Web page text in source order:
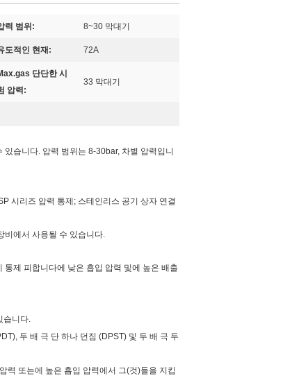
력 범위: 8~30 막대기
도적인 현재: 72A
단단한 시
압력:
33 막대기
습니다. 압력 범위는 8-30bar, 차별 압력입니
시리즈 압력 통제; 스테인리스 공기 상자 연결
비에서 사용될 수 있습니다.
제 피합니다에 낮은 흡입 압력 및에 높은 배출
습니다.
두 배 극 단 하나 던짐 (DPST) 및 두 배 극 두
력 또는에 높은 흡입 압력에서 그(것)들을 지킵